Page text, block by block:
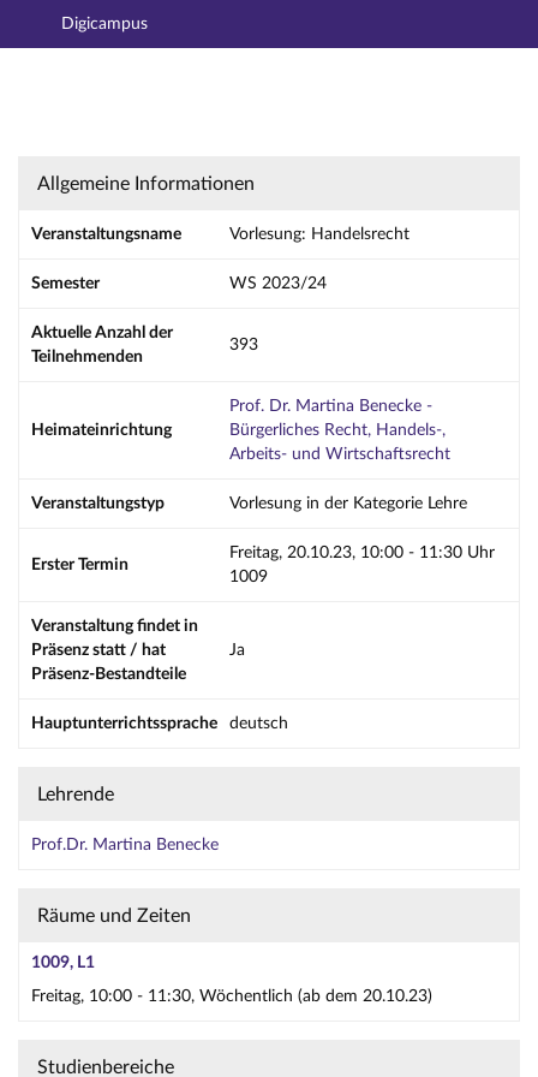
Hauptnavigation
Digicampus
Vorlesung: Handelsrecht - Details
Allgemeine Informationen
Veranstaltungsname Vorlesung: Handelsrecht
Semester WS 2023/24
Aktuelle Anzahl der
Teilnehmenden
393
Heimateinrichtung
Prof. Dr. Martina Benecke -
Bürgerliches Recht, Handels-,
Arbeits- und Wirtschaftsrecht
Veranstaltungstyp Vorlesung in der Kategorie Lehre
Erster Termin
Freitag, 20.10.23, 10:00 - 11:30 Uhr
1009
Veranstaltung findet in
Präsenz statt / hat
Präsenz-Bestandteile
Ja
Hauptunterrichtssprache deutsch
Lehrende
Prof.Dr. Martina Benecke
Räume und Zeiten
1009, L1
Freitag, 10:00 - 11:30, Wöchentlich (ab dem 20.10.23)
Studienbereiche